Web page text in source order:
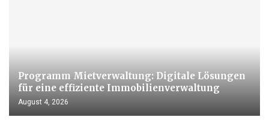
Programm Mietverwaltung: Digitale Lösungen
für eine effiziente Immobilienverwaltung
August 4, 2026